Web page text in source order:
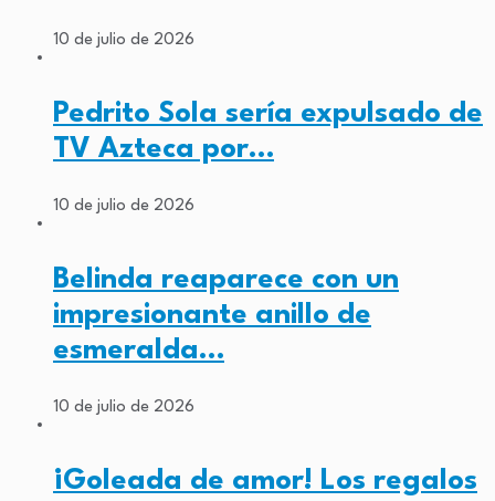
10 de julio de 2026
Pedrito Sola sería expulsado de
TV Azteca por…
10 de julio de 2026
Belinda reaparece con un
impresionante anillo de
esmeralda…
10 de julio de 2026
¡Goleada de amor! Los regalos